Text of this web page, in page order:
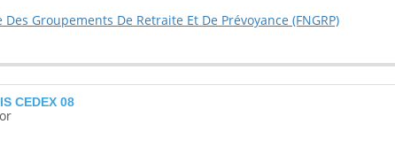
Groupements De Retraite Et De Prévoyance (FNGRP)
CEDEX 08